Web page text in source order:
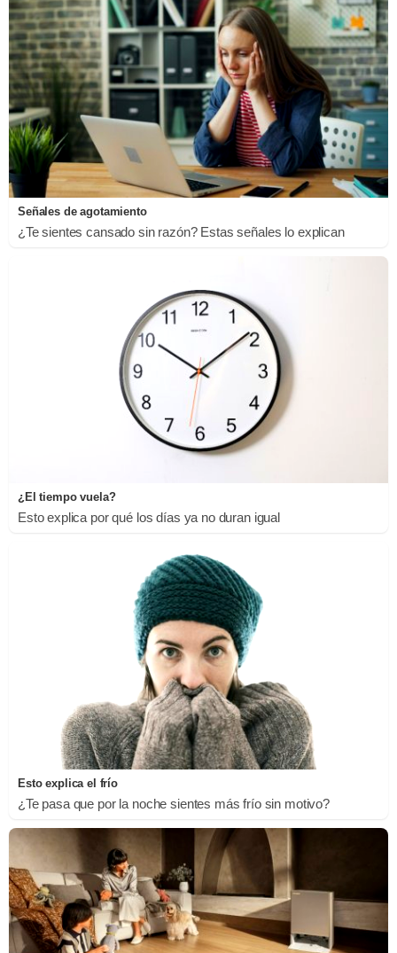
Señales de agotamiento
¿Te sientes cansado sin razón? Estas señales lo explican
¿El tiempo vuela?
Esto explica por qué los días ya no duran igual
Esto explica el frío
¿Te pasa que por la noche sientes más frío sin motivo?